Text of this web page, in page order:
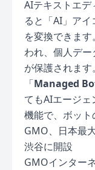
AIテキストエデ
ると「AI」ア
を変換できま
われ、個人デ
が保護されます。
「Managed
てもAIエージ
機能で、ボット
GMO、日本最
渋谷に開設
GMOインター